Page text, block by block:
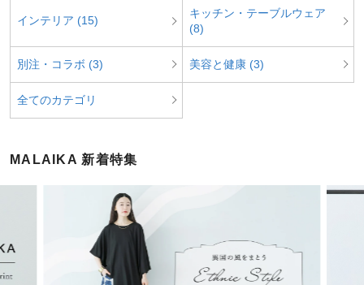
インテリア (15)
キッチン・テーブルウェア
(8)
別注・コラボ (3) 美容と健康 (3)
全てのカテゴリ
MALAIKA 新着特集